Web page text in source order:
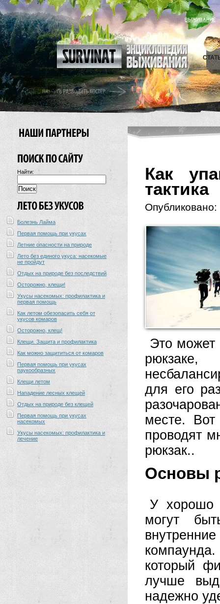
ВЫЖИВАНИЕ
Найти:
Болезнь Лайма
Первая помощь при укусах
Летние опасности на природе
Лето без единого укуса: насекомые
не пройдут
Отдых на природе без последствий
Осторожно, клещи!
Укусы насекомых: профилактика и
первая помощь
Как летом обезопасить себя от
укусов комаров
Осторожно, клещ!
Клещи. Защита и профилактика
Как можно защититься от комаров
Первая помощь при укусах
паукообразных
Клещи летом
Нападение лесных клещей
Отдых на природе без клещей
Первая помощь при укусах
насекомых
Укусы насекомых: профилактика и
лечение
Как
тактика
Опубликовано:
Это может
для его
месте.
проводят
рюкзак..
Основы
У хорошо
могут
который
лучше
надежно